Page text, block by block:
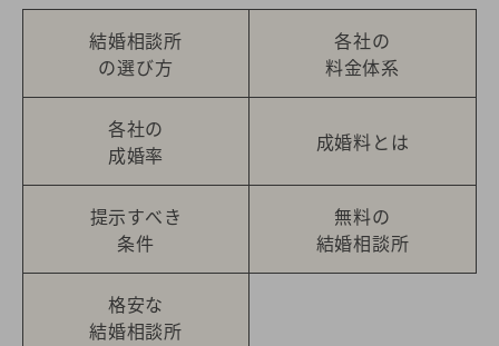
結婚相談所
の選び方
各社の
料金体系
各社の
成婚率
成婚料とは
提示すべき
条件
無料の
結婚相談所
格安な
結婚相談所